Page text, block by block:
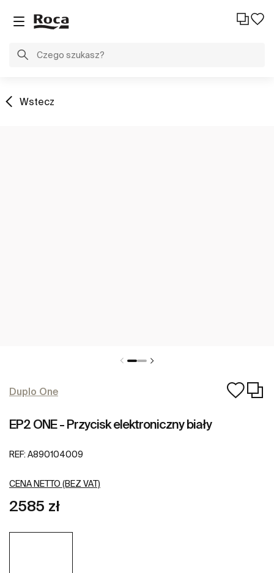
Wstecz
Duplo One
EP2 ONE - Przycisk elektroniczny biały
REF: A890104009
CENA NETTO (BEZ VAT)
2585 zł